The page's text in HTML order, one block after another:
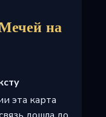
на
эта карта